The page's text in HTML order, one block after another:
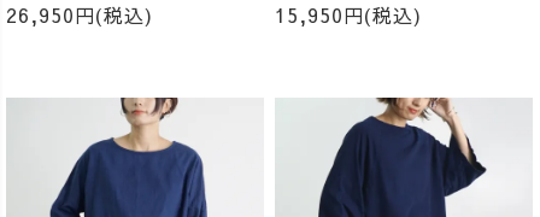
26,950円(税込) 15,950円(税込)